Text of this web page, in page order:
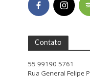
Contato
55 99190 5761
Rua General Felipe